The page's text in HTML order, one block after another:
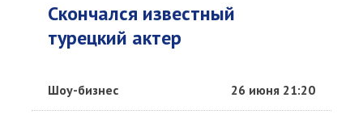
Скончался известный
турецкий актер
Шоу-бизнес 26 июня 21:20